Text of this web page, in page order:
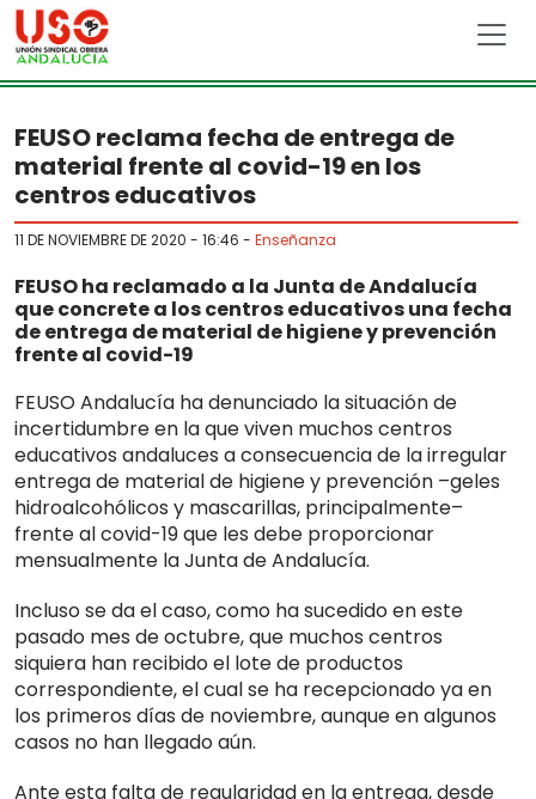
Skip to main content
FEUSO reclama fecha de entrega de
material frente al covid-19 en los
centros educativos
11 DE NOVIEMBRE DE 2020 - 16:46 - Enseñanza
FEUSO ha reclamado a la Junta de Andalucía
que concrete a los centros educativos una fecha
de entrega de material de higiene y prevención
frente al covid-19
FEUSO Andalucía ha denunciado la situación de
incertidumbre en la que viven muchos centros
educativos andaluces a consecuencia de la irregular
entrega de material de higiene y prevención –geles
hidroalcohólicos y mascarillas, principalmente–
frente al covid-19 que les debe proporcionar
mensualmente la Junta de Andalucía.
Incluso se da el caso, como ha sucedido en este
pasado mes de octubre, que muchos centros
siquiera han recibido el lote de productos
correspondiente, el cual se ha recepcionado ya en
los primeros días de noviembre, aunque en algunos
casos no han llegado aún.
Ante esta falta de regularidad en la entrega, desde